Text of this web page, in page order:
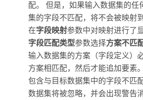
配。 但是，如果输入数据集的任
集的字段不匹配，将不会被映射
在字段映射参数中对映射进行了
字段匹配类型参数选择方案不匹
输入数据集的方案（字段定义）
方案相匹配，然后才能追加要素
包含与目标数据集中的字段不匹
数据集将被忽略，并会出现警告消